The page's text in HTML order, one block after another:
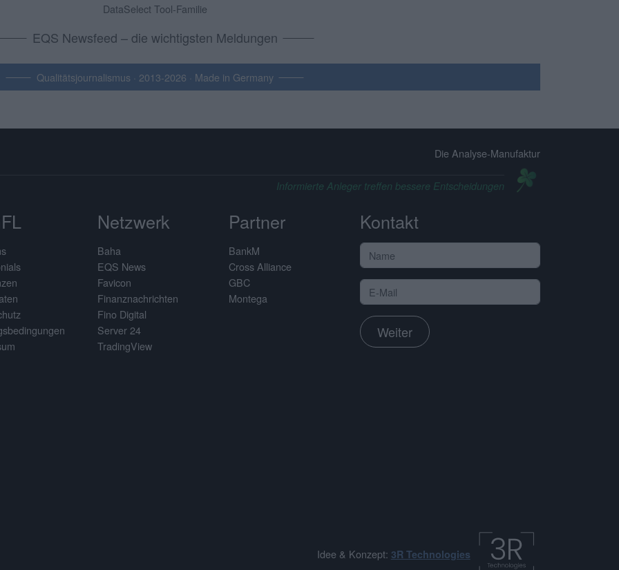
DataSelect Tool-Familie
EQS Newsfeed – die wichtigsten Meldungen
Qualitätsjournalismus · 2013-2026 · Made in Germany
Die Analyse-Manufaktur
Informierte Anleger treffen bessere Entscheidungen
Netzwerk
Baha
EQS News
Favicon
Finanznachrichten
Fino Digital
Server 24
TradingView
Partner
BankM
Cross Alliance
GBC
Montega
Kontakt
Weiter
Idee & Konzept: 3R Technologies